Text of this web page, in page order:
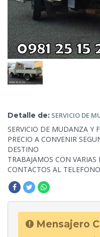
Detalle de: SERVICIO DE
SERVICIO DE MUDANZA Y
PRECIO A CONVENIR
DESTINO
TRABAJAMOS CON VARIAS
CONTACTOS AL TELEFONO
Mensajero